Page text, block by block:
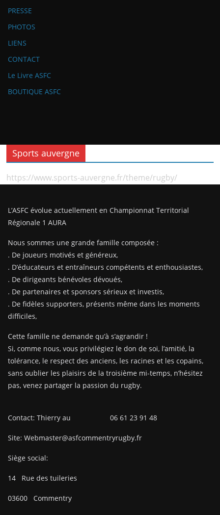
PRESSE
PHOTOS
LIENS
CONTACT
Le Livre ASFC
BOUTIQUE ASFC
Sports auvergne
https://www.sports-auvergne.fr/theme/rugby/
L’ASFC évolue actuellement en Championnat Territorial
Régionale 1 AURA
Nous sommes une grande famille composée :
. De joueurs motivés et généreux,
. D’éducateurs et entraîneurs compétents et enthousiastes,
. De dirigeants bénévoles dévoués,
. De partenaires et sponsors sérieux et investis,
. De fidèles supporters, présents même dans les moments
difficiles,
Cette famille ne demande qu’à s’agrandir !
Si, comme nous, vous privilégiez le don de soi, l’amitié, la
tolérance, le respect des anciens, les racines et les copains,
sans oublier les plaisirs de la troisième mi-temps, n’hésitez
pas, venez partager la passion du rugby.
Contact: Thierry au 06 61 23 91 48
Site: Webmaster@asfcommentryrugby.fr
Siège social:
14 Rue des tuileries
03600 Commentry